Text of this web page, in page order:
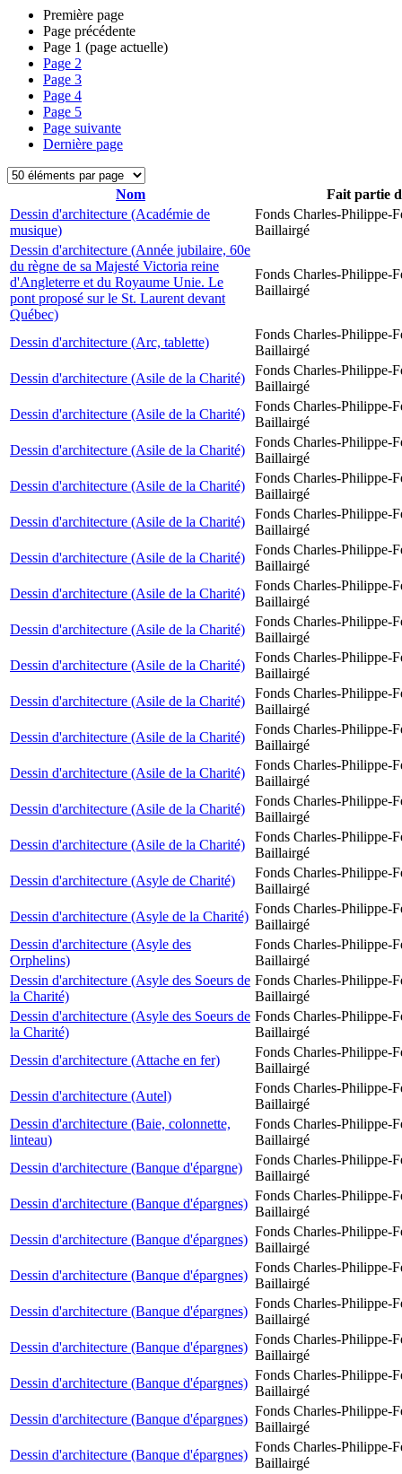
Première page
Page précédente
Page 1 (page actuelle)
Page 2
Page 3
Page 4
Page 5
Page suivante
Dernière page
Nom
Fait partie
Dessin d'architecture (Académie de
musique)
Fonds Charles-Philippe-
Baillairgé
Dessin d'architecture (Année jubilaire, 60e
du règne de sa Majesté Victoria reine
d'Angleterre et du Royaume Unie. Le
pont proposé sur le St. Laurent devant
Québec)
Fonds Charles-Philippe-
Baillairgé
Dessin d'architecture (Arc, tablette)
Fonds Charles-Philippe-
Baillairgé
Dessin d'architecture (Asile de la Charité)
Fonds Charles-Philippe-
Baillairgé
Dessin d'architecture (Asile de la Charité)
Fonds Charles-Philippe-
Baillairgé
Dessin d'architecture (Asile de la Charité)
Fonds Charles-Philippe-
Baillairgé
Dessin d'architecture (Asile de la Charité)
Fonds Charles-Philippe-
Baillairgé
Dessin d'architecture (Asile de la Charité)
Fonds Charles-Philippe-
Baillairgé
Dessin d'architecture (Asile de la Charité)
Fonds Charles-Philippe-
Baillairgé
Dessin d'architecture (Asile de la Charité)
Fonds Charles-Philippe-
Baillairgé
Dessin d'architecture (Asile de la Charité)
Fonds Charles-Philippe-
Baillairgé
Dessin d'architecture (Asile de la Charité)
Fonds Charles-Philippe-
Baillairgé
Dessin d'architecture (Asile de la Charité)
Fonds Charles-Philippe-
Baillairgé
Dessin d'architecture (Asile de la Charité)
Fonds Charles-Philippe-
Baillairgé
Dessin d'architecture (Asile de la Charité)
Fonds Charles-Philippe-
Baillairgé
Dessin d'architecture (Asile de la Charité)
Fonds Charles-Philippe-
Baillairgé
Dessin d'architecture (Asile de la Charité)
Fonds Charles-Philippe-
Baillairgé
Dessin d'architecture (Asyle de Charité)
Fonds Charles-Philippe-
Baillairgé
Dessin d'architecture (Asyle de la Charité)
Fonds Charles-Philippe-
Baillairgé
Dessin d'architecture (Asyle des
Orphelins)
Fonds Charles-Philippe-
Baillairgé
Dessin d'architecture (Asyle des Soeurs de
la Charité)
Fonds Charles-Philippe-
Baillairgé
Dessin d'architecture (Asyle des Soeurs de
la Charité)
Fonds Charles-Philippe-
Baillairgé
Dessin d'architecture (Attache en fer)
Fonds Charles-Philippe-
Baillairgé
Dessin d'architecture (Autel)
Fonds Charles-Philippe-
Baillairgé
Dessin d'architecture (Baie, colonnette,
linteau)
Fonds Charles-Philippe-
Baillairgé
Dessin d'architecture (Banque d'épargne)
Fonds Charles-Philippe-
Baillairgé
Dessin d'architecture (Banque d'épargnes)
Fonds Charles-Philippe-
Baillairgé
Dessin d'architecture (Banque d'épargnes)
Fonds Charles-Philippe-
Baillairgé
Dessin d'architecture (Banque d'épargnes)
Fonds Charles-Philippe-
Baillairgé
Dessin d'architecture (Banque d'épargnes)
Fonds Charles-Philippe-
Baillairgé
Dessin d'architecture (Banque d'épargnes)
Fonds Charles-Philippe-
Baillairgé
Dessin d'architecture (Banque d'épargnes)
Fonds Charles-Philippe-
Baillairgé
Dessin d'architecture (Banque d'épargnes)
Fonds Charles-Philippe-
Baillairgé
Dessin d'architecture (Banque d'épargnes)
Fonds Charles-Philippe-
Baillairgé